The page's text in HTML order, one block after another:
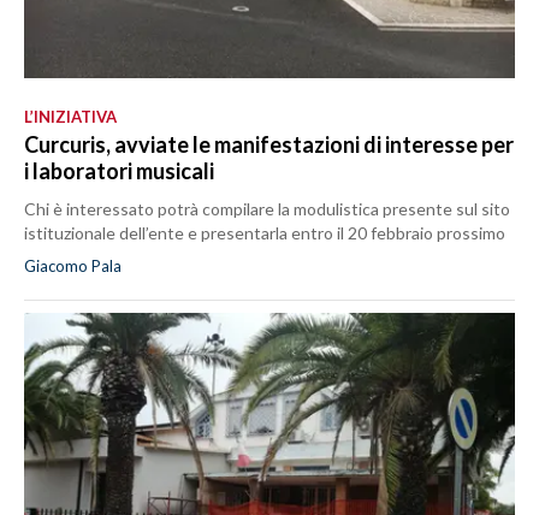
L’INIZIATIVA
Curcuris, avviate le manifestazioni di interesse per
i laboratori musicali
Chi è interessato potrà compilare la modulistica presente sul sito
istituzionale dell’ente e presentarla entro il 20 febbraio prossimo
Giacomo Pala